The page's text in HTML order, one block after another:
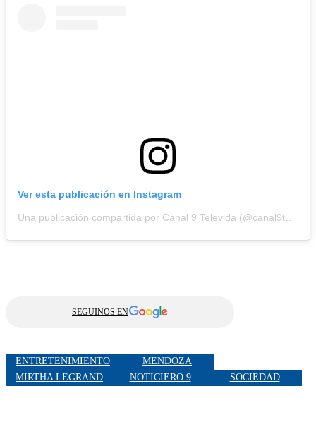
Ver esta publicación en Instagram
SEGUINOS EN
ENTRETENIMIENTO
MENDOZA
MIRTHA LEGRAND
NOTICIERO 9 SOCIEDAD